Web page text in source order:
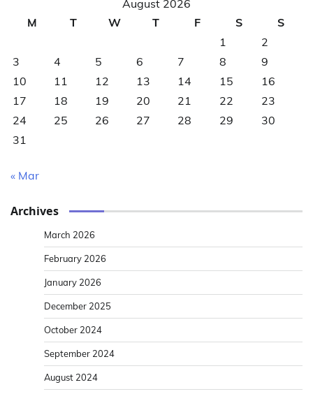
August 2026
M
T W T F S
S
1
2
3
4 5 6 7 8
9
10
11 12 13 14 15
16
17
18 19 20 21 22
23
24
25 26 27 28 29
30
31
« Mar
Archives
March 2026
February 2026
January 2026
December 2025
October 2024
September 2024
August 2024